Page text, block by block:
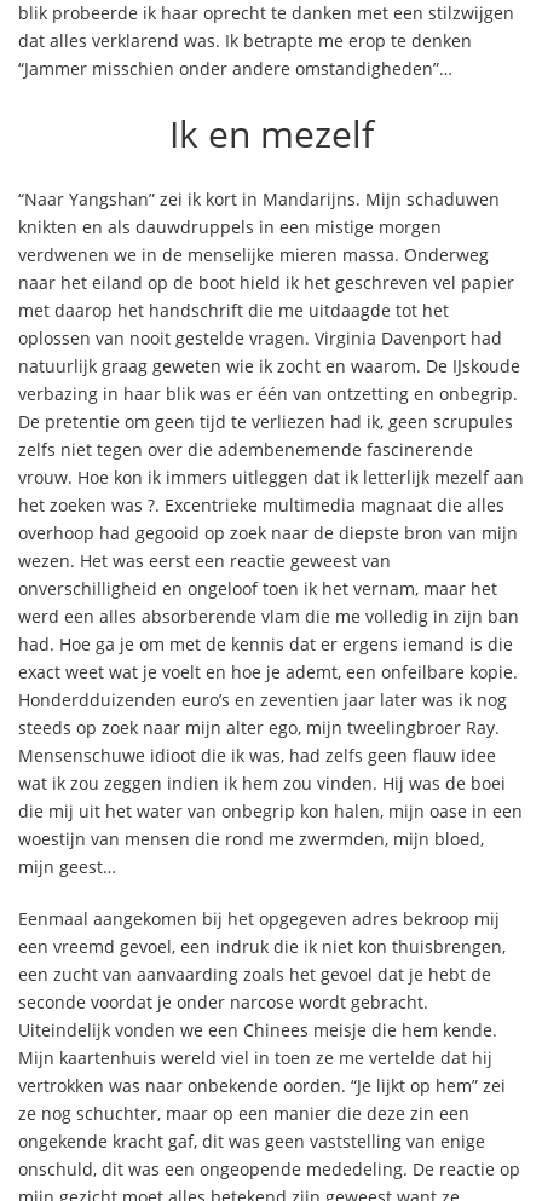
blik probeerde ik haar oprecht te danken met een stilzwijgen
dat alles verklarend was. Ik betrapte me erop te denken
“Jammer misschien onder andere omstandigheden”…
Ik en mezelf
“Naar Yangshan” zei ik kort in Mandarijns. Mijn schaduwen
knikten en als dauwdruppels in een mistige morgen
verdwenen we in de menselijke mieren massa. Onderweg
naar het eiland op de boot hield ik het geschreven vel papier
met daarop het handschrift die me uitdaagde tot het
oplossen van nooit gestelde vragen. Virginia Davenport had
natuurlijk graag geweten wie ik zocht en waarom. De IJskoude
verbazing in haar blik was er één van ontzetting en onbegrip.
De pretentie om geen tijd te verliezen had ik, geen scrupules
zelfs niet tegen over die adembenemende fascinerende
vrouw. Hoe kon ik immers uitleggen dat ik letterlijk mezelf aan
het zoeken was ?. Excentrieke multimedia magnaat die alles
overhoop had gegooid op zoek naar de diepste bron van mijn
wezen. Het was eerst een reactie geweest van
onverschilligheid en ongeloof toen ik het vernam, maar het
werd een alles absorberende vlam die me volledig in zijn ban
had. Hoe ga je om met de kennis dat er ergens iemand is die
exact weet wat je voelt en hoe je ademt, een onfeilbare kopie.
Honderdduizenden euro’s en zeventien jaar later was ik nog
steeds op zoek naar mijn alter ego, mijn tweelingbroer Ray.
Mensenschuwe idioot die ik was, had zelfs geen flauw idee
wat ik zou zeggen indien ik hem zou vinden. Hij was de boei
die mij uit het water van onbegrip kon halen, mijn oase in een
woestijn van mensen die rond me zwermden, mijn bloed,
mijn geest…
Eenmaal aangekomen bij het opgegeven adres bekroop mij
een vreemd gevoel, een indruk die ik niet kon thuisbrengen,
een zucht van aanvaarding zoals het gevoel dat je hebt de
seconde voordat je onder narcose wordt gebracht.
Uiteindelijk vonden we een Chinees meisje die hem kende.
Mijn kaartenhuis wereld viel in toen ze me vertelde dat hij
vertrokken was naar onbekende oorden. “Je lijkt op hem” zei
ze nog schuchter, maar op een manier die deze zin een
ongekende kracht gaf, dit was geen vaststelling van enige
onschuld, dit was een ongeopende mededeling. De reactie op